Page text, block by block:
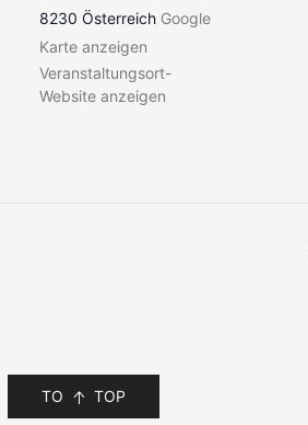
8230 Österreich Google
Karte anzeigen
Veranstaltungsort-
Website anzeigen
TO TOP